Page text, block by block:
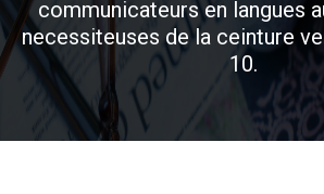
communicateurs en langues
necessiteuses de la ceinture
10.